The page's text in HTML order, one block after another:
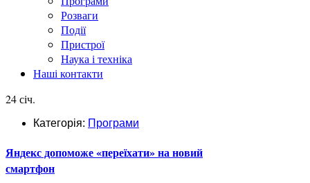
Розваги
Події
Пристрої
Наука і техніка
Наші контакти
24 січ.
Категорія: Програми
Яндекс допоможе «переїхати» на новий
смартфон